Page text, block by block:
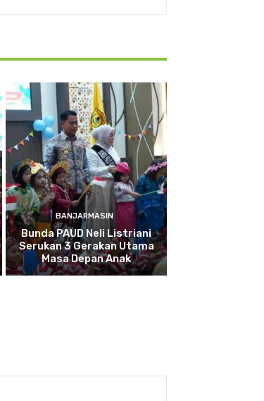
BANJARMASIN
Bunda PAUD Neli Listriani
Serukan 3 Gerakan Utama
Masa Depan Anak